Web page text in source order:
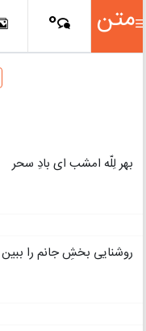
متن 0
بهر لِلّه امشب ای بادِ سحر
روشنایی بخشِ جانم را ببین